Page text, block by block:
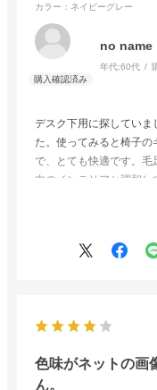
カラー：ネイビーグレー
no name
年代:60代
デスク下用に探していま
た。使ってみると椅子
で、とても快適です。
内のインテリアと調和し
全ての点で良い買い物
色味がネットの画
ん。